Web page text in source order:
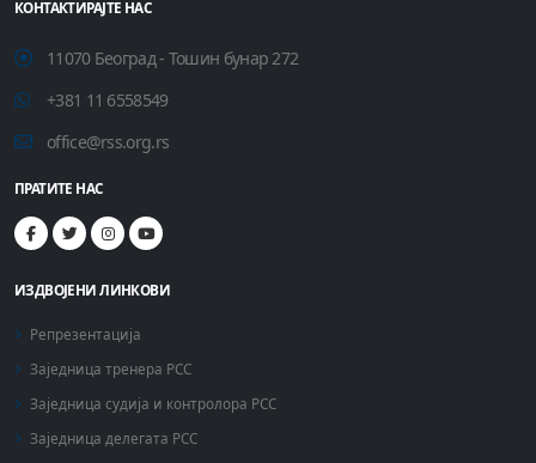
КОНТАКТИРАЈТЕ НАС
11070 Београд - Тошин бунар 272
+381 11 6558549
office@rss.org.rs
ПРАТИТЕ НАС
ИЗДВОЈЕНИ ЛИНКОВИ
Репрезентација
Заједница тренера РСС
Заједница судија и контролора РСС
Заједница делегата РСС